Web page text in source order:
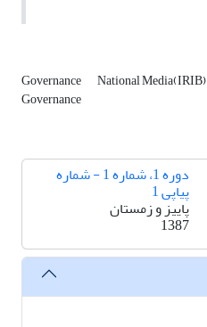
Governance National Media(IRIB)
Governance
دوره 1، شماره 1 - شماره
پیاپی 1
پاییز و زمستان
1387